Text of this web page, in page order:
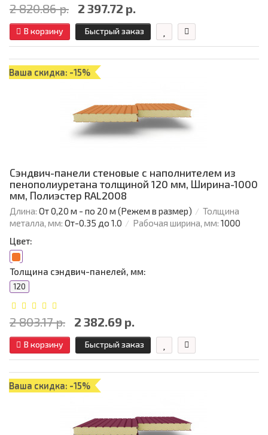
2 820.86 р. 2 397.72 р.
В корзину Быстрый заказ
Ваша скидка: -15%
Сэндвич-панели стеновые с наполнителем из
пенополиуретана толщиной 120 мм, Ширина-1000
мм, Полиэстер RAL2008
Длина: От 0,20 м - по 20 м (Режем в размер)
Толщина
металла, мм: От-0.35 до 1.0 Рабочая ширина, мм: 1000
Цвет:
Толщина сэндвич-панелей, мм:
120
2 803.17 р. 2 382.69 р.
В корзину Быстрый заказ
Ваша скидка: -15%